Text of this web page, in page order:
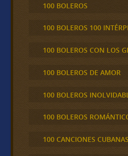
100 BOLEROS
100 BOLEROS 100
100 BOLEROS CON LOS
100 BOLEROS DE AMOR
100 BOLEROS
100 BOLEROS
100 CANCIONES